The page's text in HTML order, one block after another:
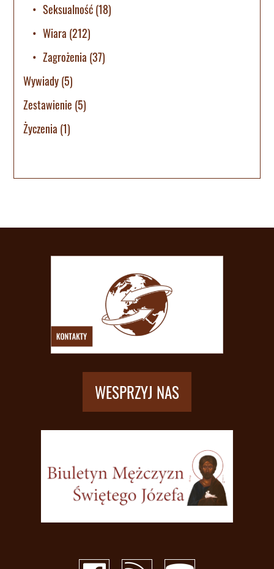
Seksualność(18)
Wiara (212)
Zagrożenia (37)
Wywiady(5)
Zestawienie (5)
Życzenia (1)
WESPRZYJ NAS